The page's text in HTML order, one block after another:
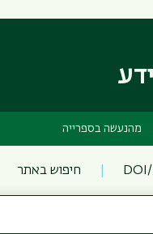
מהנעשה בספרייה
חיפוש באתר